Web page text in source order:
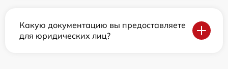
Какую документацию вы предоставляете
для юридических лиц?